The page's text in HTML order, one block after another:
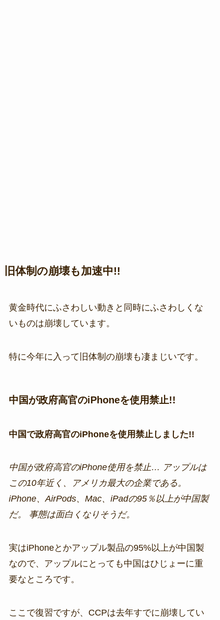
旧体制の崩壊も加速中!!
黄金時代にふさわしい動きと同時にふさわしくな
いものは崩壊しています。
特に今年に入って旧体制の崩壊も凄まじいです。
中国が政府高官のiPhoneを使用禁止!!
中国で政府高官のiPhoneを使用禁止しました!!
中国が政府高官のiPhone使用を禁止… アップルは
この10年近く、アメリカ最大の企業である。
iPhone、AirPods、Mac、iPadの95％以上が中国製
だ。 事態は面白くなりそうだ。
実はiPhoneとかアップル製品の95%以上が中国製
なので、アップルにとっても中国はひじょーに重
要なところです。
ここで復習ですが、CCPは去年すでに崩壊してい